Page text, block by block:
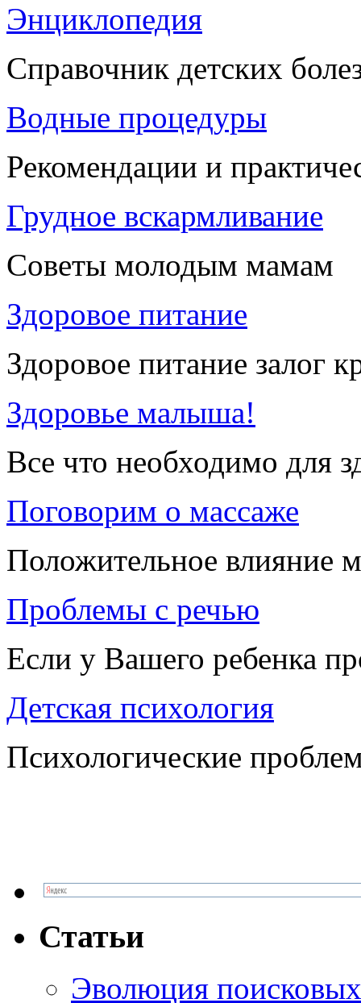
Энциклопедия
Справочник детских
Водные процедуры
Рекомендации и
Грудное вскармливание
Советы молодым мамам
Здоровое питание
Здоровое питание залог
Здоровье малыша!
Все что необходимо для
Поговорим о массаже
Положительное влияние
Проблемы с речью
Если у Вашего ребенка
Детская психология
Психологические
Статьи
Эволюция